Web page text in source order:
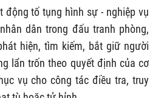
tố tụng hình sự - nghiệp vụ
dân trong đấu tranh phòng,
hiện, tìm kiếm, bắt giữ người
lẩn trốn theo quyết định của cơ
vụ cho công tác điều tra, truy